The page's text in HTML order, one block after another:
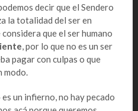
decir que el Sendero
la totalidad del ser en
que el ser humano
, por lo que no es un ser
pagar con culpas o que
modo.
un infierno, no hay pecado